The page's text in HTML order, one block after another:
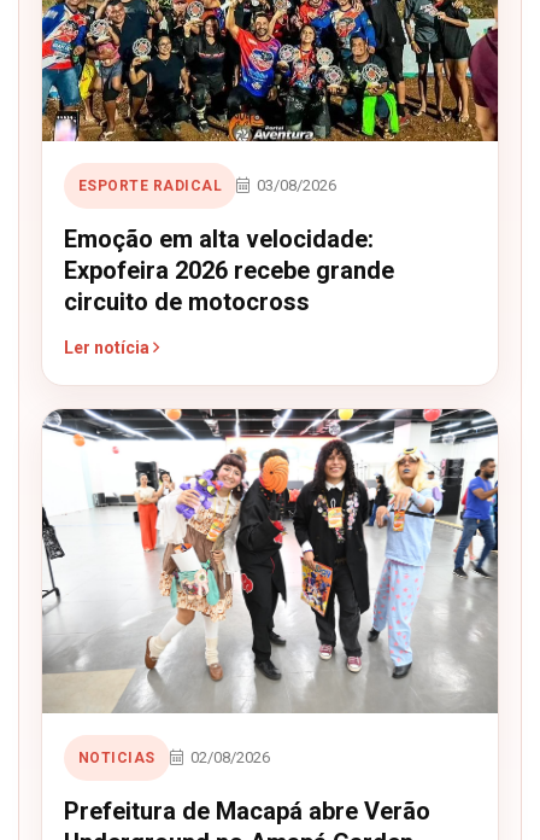
ESPORTE RADICAL 03/08/2026
Emoção em alta velocidade:
Expofeira 2026 recebe grande
circuito de motocross
Ler notícia
NOTICIAS 02/08/2026
Prefeitura de Macapá abre Verão